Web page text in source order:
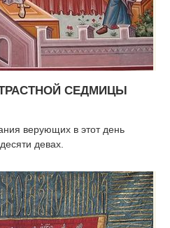
СЕДМИЦЫ
верующих в этот день
девах.